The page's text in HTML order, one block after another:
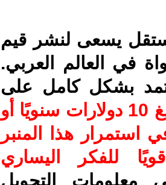
يسعى لنشر قيم
في العالم العربي.
بشكل كامل على
ساهم/ي معنا! بدعمكم بمبلغ 10 دولارات سنويًا أو
استمرار هذا المنبر
للفكر اليساري
معلومات التحويل